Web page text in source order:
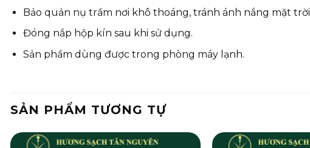
Bảo quản nụ trầm nơi khô thoáng, tránh ánh nắng mặt trời
Đóng nắp hộp kín sau khi sử dụng.
Sản phẩm dùng được trong phòng máy lạnh.
SẢN PHẨM TƯƠNG TỰ